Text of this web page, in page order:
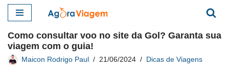
para
o
conteúdo
Como consultar voo no site da Gol? Garanta sua
viagem com o guia!
Maicon Rodrigo Paul 21/06/2024 Dicas de Viagens